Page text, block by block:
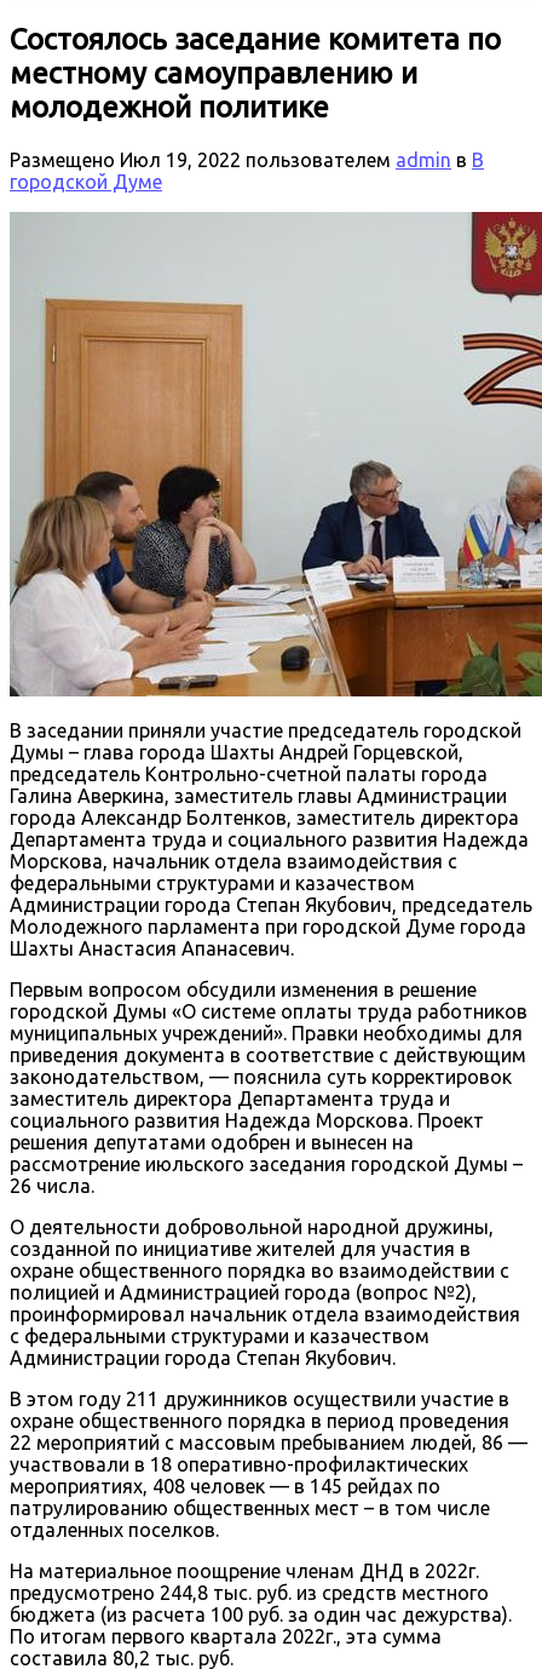
Состоялось заседание комитета по
местному самоуправлению и
молодежной политике
Размещено Июл 19, 2022 пользователем admin в В
городской Думе
В заседании приняли участие председатель городской
Думы – глава города Шахты Андрей Горцевской,
председатель Контрольно-счетной палаты города
Галина Аверкина, заместитель главы Администрации
города Александр Болтенков, заместитель директора
Департамента труда и социального развития Надежда
Морскова, начальник отдела взаимодействия с
федеральными структурами и казачеством
Администрации города Степан Якубович, председатель
Молодежного парламента при городской Думе города
Шахты Анастасия Апанасевич.
Первым вопросом обсудили изменения в решение
городской Думы «О системе оплаты труда работников
муниципальных учреждений». Правки необходимы для
приведения документа в соответствие с действующим
законодательством, — пояснила суть корректировок
заместитель директора Департамента труда и
социального развития Надежда Морскова. Проект
решения депутатами одобрен и вынесен на
рассмотрение июльского заседания городской Думы –
26 числа.
О деятельности добровольной народной дружины,
созданной по инициативе жителей для участия в
охране общественного порядка во взаимодействии с
полицией и Администрацией города (вопрос №2),
проинформировал начальник отдела взаимодействия
с федеральными структурами и казачеством
Администрации города Степан Якубович.
В этом году 211 дружинников осуществили участие в
охране общественного порядка в период проведения
22 мероприятий с массовым пребыванием людей, 86 —
участвовали в 18 оперативно-профилактических
мероприятиях, 408 человек — в 145 рейдах по
патрулированию общественных мест – в том числе
отдаленных поселков.
На материальное поощрение членам ДНД в 2022г.
предусмотрено 244,8 тыс. руб. из средств местного
бюджета (из расчета 100 руб. за один час дежурства).
По итогам первого квартала 2022г., эта сумма
составила 80,2 тыс. руб.